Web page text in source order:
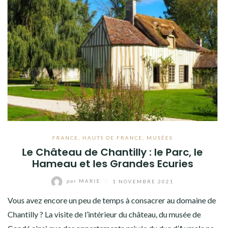
FRANCE HAUTS DE FRANCE MUSÉES
Le Château de Chantilly : le Parc, le
Hameau et les Grandes Ecuries
par MARIE 1 NOVEMBRE 2021
Vous avez encore un peu de temps à consacrer au domaine de
Chantilly ? La visite de l’intérieur du château, du musée de